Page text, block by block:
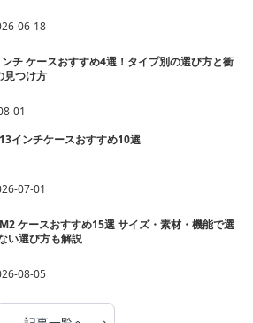
06-18
チ ケースおすすめ4選！タイプ別の選び方と衝
見つけ方
01
インチケースおすすめ10選
07-01
ケースおすすめ15選 サイズ・素材・機能で選
い選び方も解説
08-05